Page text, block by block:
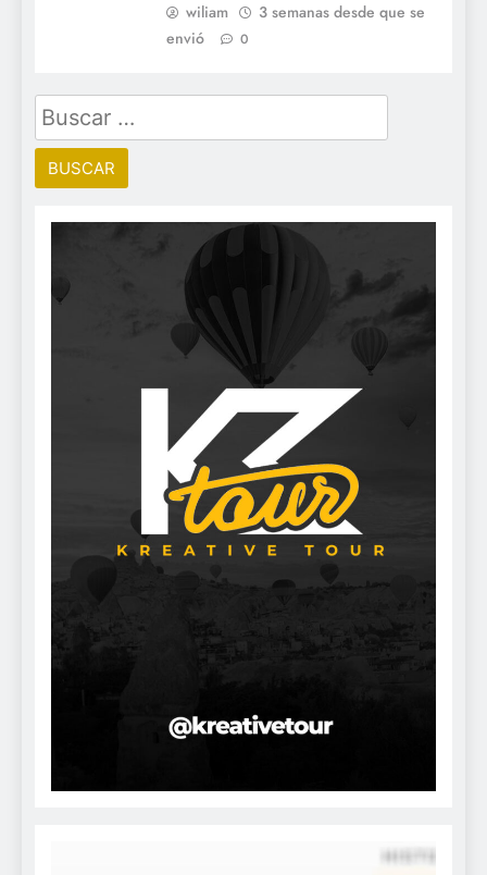
wiliam
3 semanas desde que se
envió
0
Buscar: